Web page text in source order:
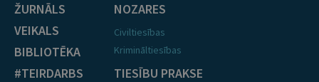
ŽURNĀLS
VEIKALS
BIBLIOTĒKA
#TEIRDARBS
NOZARES
Civiltiesības
Krimināltiesības
TIESĪBU PRAKSE